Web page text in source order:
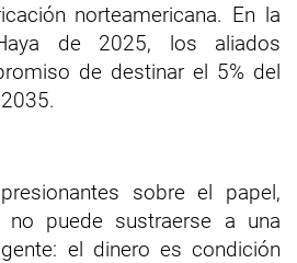
norteamericana. En la
de 2025, los aliados
de destinar el 5% del
sobre el papel,
no puede sustraerse a una
el dinero es condición